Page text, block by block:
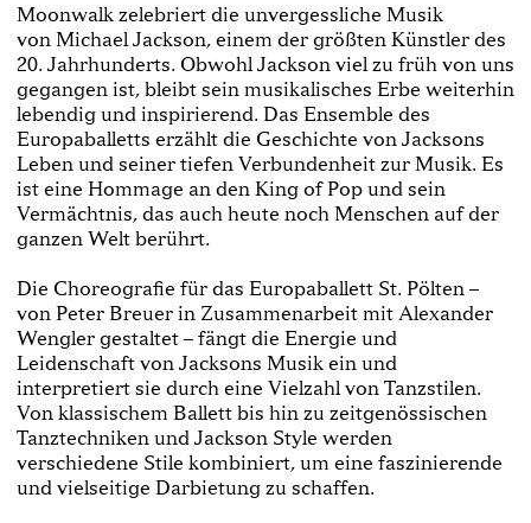
Moonwalk zelebriert die unvergessliche Musik
von Michael Jackson, einem der größten Künstler des
20. Jahrhunderts. Obwohl Jackson viel zu früh von uns
gegangen ist, bleibt sein musikalisches Erbe weiterhin
lebendig und inspirierend. Das Ensemble des
Europaballetts erzählt die Geschichte von Jacksons
Leben und seiner tiefen Verbundenheit zur Musik. Es
ist eine Hommage an den King of Pop und sein
Vermächtnis, das auch heute noch Menschen auf der
ganzen Welt berührt.
Die Choreografie für das Europaballett St. Pölten –
von Peter Breuer in Zusammenarbeit mit Alexander
Wengler gestaltet – fängt die Energie und
Leidenschaft von Jacksons Musik ein und
interpretiert sie durch eine Vielzahl von Tanzstilen.
Von klassischem Ballett bis hin zu zeitgenössischen
Tanztechniken und Jackson Style werden
verschiedene Stile kombiniert, um eine faszinierende
und vielseitige Darbietung zu schaffen.